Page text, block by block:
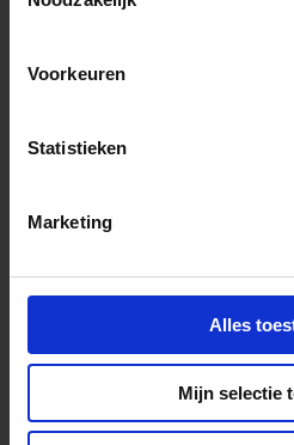
Voorkeuren
Statistieken
Marketing
Alles
Mijn selectie
Projectleider
De laatste